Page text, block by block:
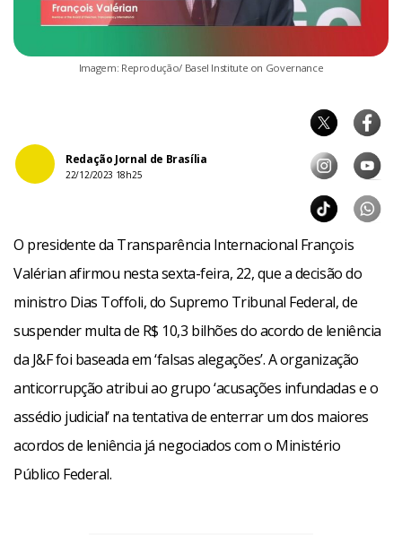
Imagem: Reprodução/ Basel Institute on Governance
Redação Jornal de Brasília
22/12/2023 18h25
O presidente da Transparência Internacional François
Valérian afirmou nesta sexta-feira, 22, que a decisão do
ministro Dias Toffoli, do Supremo Tribunal Federal, de
suspender multa de R$ 10,3 bilhões do acordo de leniência
da J&F foi baseada em ‘falsas alegações’. A organização
anticorrupção atribui ao grupo ‘acusações infundadas e o
assédio judicial’ na tentativa de enterrar um dos maiores
acordos de leniência já negociados com o Ministério
Público Federal.